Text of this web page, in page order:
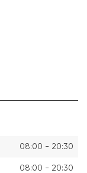
08:00 - 20:30
08:00 - 20:30